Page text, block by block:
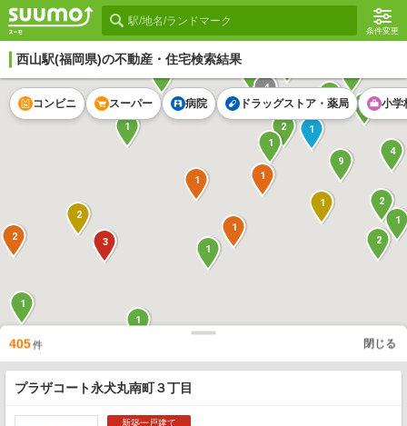
条件変更
西山駅(福岡県)の不動産・住宅検索結果
9
4
1
1
1
1
3
2
2
1
1
2
3
1
1
1
1
2
1
1
4
2
1
コンビニ スーパー 病院 ドラッグストア・薬局 小学
405件 閉じる
プラザコート永犬丸南町３丁目
新築一戸建て